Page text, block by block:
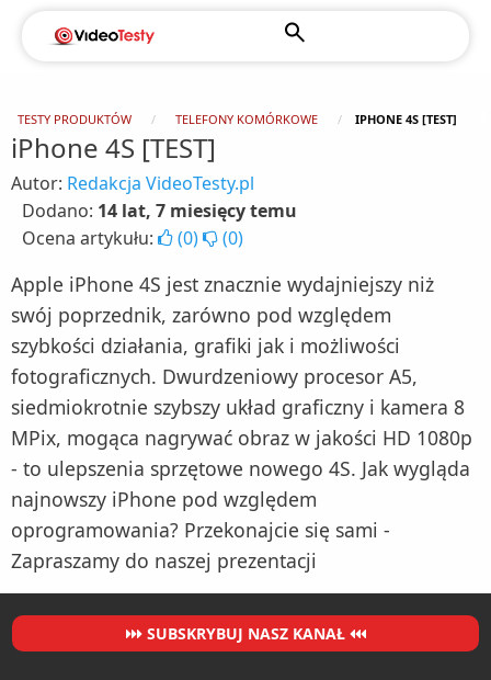
TESTY PRODUKTÓW TELEFONY KOMÓRKOWE IPHONE 4S [TEST]
iPhone 4S [TEST]
Autor: Redakcja VideoTesty.pl
Dodano: 14 lat, 7 miesięcy temu
Ocena artykułu:
(0) (0)
Apple iPhone 4S jest znacznie wydajniejszy niż
swój poprzednik, zarówno pod względem
szybkości działania, grafiki jak i możliwości
fotograficznych. Dwurdzeniowy procesor A5,
siedmiokrotnie szybszy układ graficzny i kamera 8
MPix, mogąca nagrywać obraz w jakości HD 1080p
- to ulepszenia sprzętowe nowego 4S. Jak wygląda
najnowszy iPhone pod względem
oprogramowania? Przekonajcie się sami -
Zapraszamy do naszej prezentacji
SUBSKRYBUJ NASZ KANAŁ